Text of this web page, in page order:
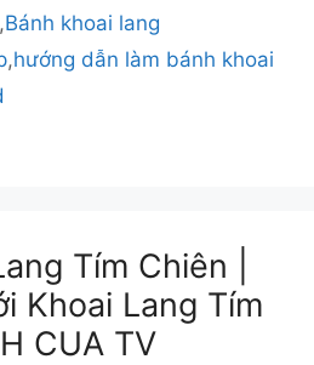
,Bánh khoai lang
,hướng dẫn làm bánh khoai
Tím Chiên |
Khoai Lang Tím
CUA TV